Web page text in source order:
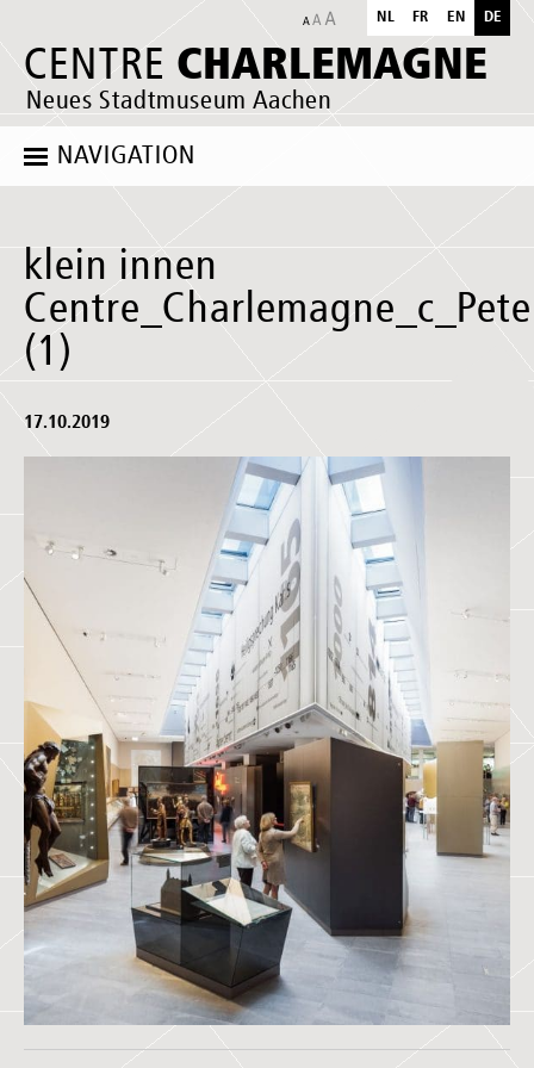
CENTRE CHARLEMAGNE
Neues Stadtmuseum Aachen
NL FR EN DE
NAVIGATION
klein innen
(1)
17.10.2019